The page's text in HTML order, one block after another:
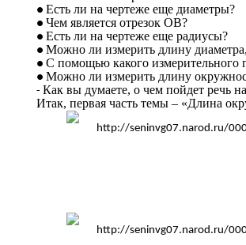
Есть ли на чертеже еще диаметры?
Чем является отрезок ОВ?
Есть ли на чертеже еще радиусы?
Можно ли измерить длину
С помощью какого измерительного
Можно ли измерить длину
Как вы думаете, о чем пойдет речь
Итак, первая часть темы – «Длина